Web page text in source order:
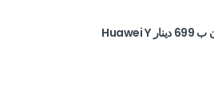
تاليفون تحفون ب 699 دينار Huawei Y